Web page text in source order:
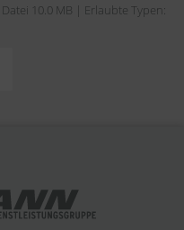
10.0 MB | Erlaubte Typen: